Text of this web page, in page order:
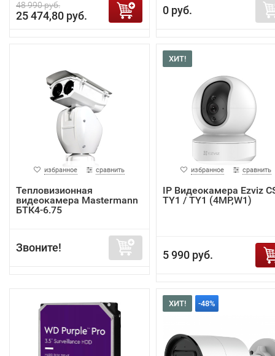
48 990 руб.
25 474,80 руб. 0 руб.
избранное сравнить
Тепловизионная
видеокамера Mastermann
БТК4-6.75
Звоните!
ХИТ!
избранное сравнить
IP Видеокамера Ezviz
TY1 / TY1 (4MP,W1)
5 990 руб.
ХИТ! -48%